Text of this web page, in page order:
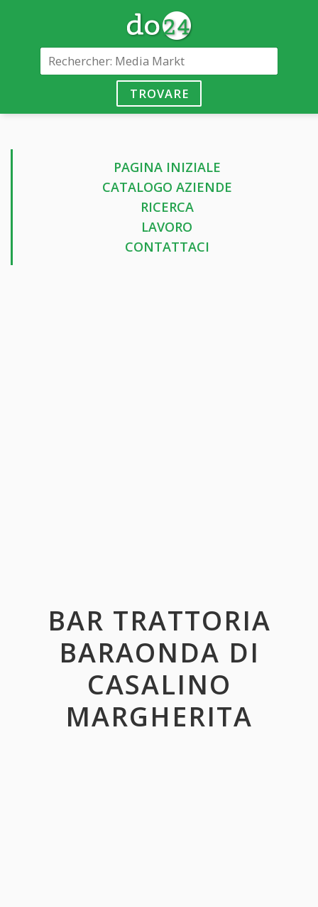
TROVARE
PAGINA INIZIALE
CATALOGO AZIENDE
RICERCA
LAVORO
CONTATTACI
BAR TRATTORIA
BARAONDA DI
CASALINO
MARGHERITA